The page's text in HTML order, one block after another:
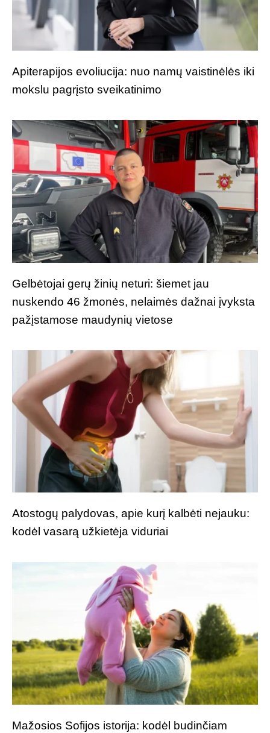
Apiterapijos evoliucija: nuo namų vaistinėlės iki
mokslu pagrįsto sveikatinimo
Gelbėtojai gerų žinių neturi: šiemet jau
nuskendo 46 žmonės, nelaimės dažnai įvyksta
pažįstamose maudynių vietose
Atostogų palydovas, apie kurį kalbėti nejauku:
kodėl vasarą užkietėja viduriai
Mažosios Sofijos istorija: kodėl budinčiam